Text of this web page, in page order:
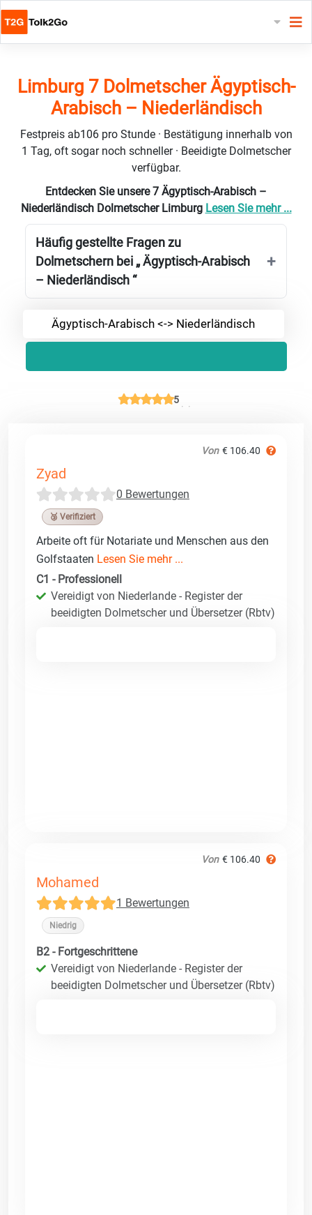
Limburg 7 Dolmetscher Ägyptisch-
Arabisch – Niederländisch
Festpreis ab106 pro Stunde · Bestätigung innerhalb von
1 Tag, oft sogar noch schneller · Beeidigte Dolmetscher
verfügbar.
Entdecken Sie unsere 7 Ägyptisch-Arabisch –
Niederländisch Dolmetscher Limburg Lesen Sie mehr ...
Häufig gestellte Fragen zu
Dolmetschern bei „ Ägyptisch-Arabisch
– Niederländisch “
Ägyptisch-Arabisch <-> Niederländisch
5
Von € 106.40
Zyad
0 Bewertungen
🥉 Verifiziert
Arbeite oft für Notariate und Menschen aus den
Golfstaaten Lesen Sie mehr ...
C1 - Professionell
Vereidigt von Niederlande - Register der
beeidigten Dolmetscher und Übersetzer (Rbtv)
Von € 106.40
Mohamed
1 Bewertungen
Niedrig
B2 - Fortgeschrittene
Vereidigt von Niederlande - Register der
beeidigten Dolmetscher und Übersetzer (Rbtv)